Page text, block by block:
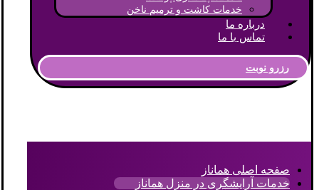
خدمات کاشت و ترمیم ناخن
درباره ما
تماس با ما
رزرو نوبت
صفحه اصلی هماناز
خدمات آرایشگری در منزل هماناز